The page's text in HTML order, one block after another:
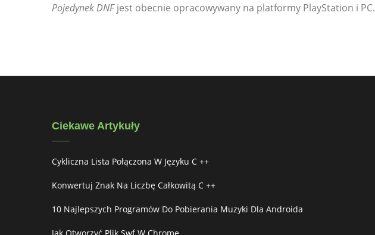
Pojedynek DNFjest obecnie opracowywany na platformy PlayStation i PC.
Ciekawe Artykuły
Cykliczna Lista Połączona W Języku C ++
Konwertuj Znak Na Liczbę Całkowitą C ++
10 Najlepszych Programów Do Pobierania Muzyki Dla Androida